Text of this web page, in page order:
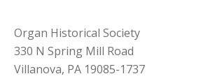
Organ Historical Society
330 N Spring Mill Road
Villanova, PA 19085-1737